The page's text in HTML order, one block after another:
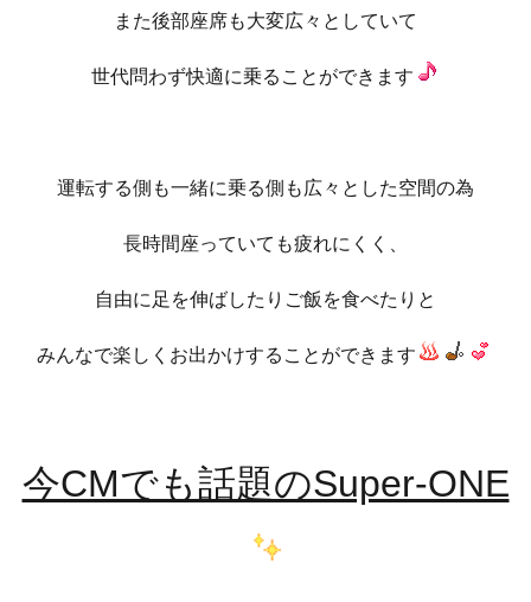
また後部座席も大変広々としていて
世代問わず快適に乗ることができます
運転する側も一緒に乗る側も広々とした空間の為
長時間座っていても疲れにくく、
自由に足を伸ばしたりご飯を食べたりと
みんなで楽しくお出かけすることができます
今CMでも話題のSuper-ONE